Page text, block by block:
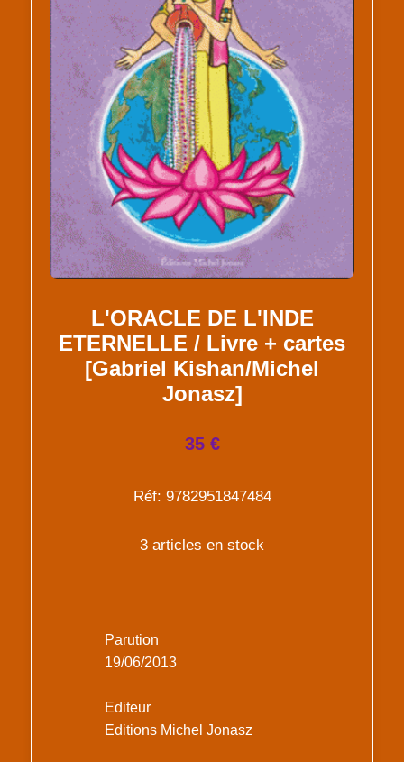
L'ORACLE DE L'INDE
ETERNELLE / Livre + cartes
[Gabriel Kishan/Michel
Jonasz]
35 €
Réf: 9782951847484
3 articles en stock
Parution
19/06/2013
Editeur
Editions Michel Jonasz